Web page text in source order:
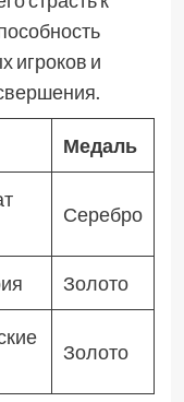
игроков и
Медаль
Серебро
Золото
Золото